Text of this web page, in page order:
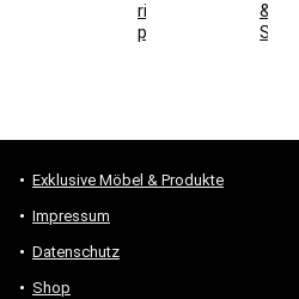
richtig
prüfen
&
Exklusive Möbel & Produkte
Impressum
Datenschutz
Shop